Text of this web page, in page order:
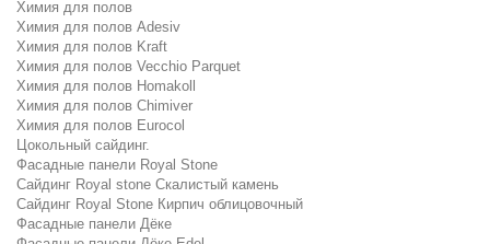
Химия для полов
Химия для полов Adesiv
Химия для полов Kraft
Химия для полов Vecchio Parquet
Химия для полов Homakoll
Химия для полов Chimiver
Химия для полов Eurocol
Цокольный сайдинг.
Фасадные панели Royal Stone
Сайдинг Royal stone Скалистый камень
Сайдинг Royal Stone Кирпич облицовочный
Фасадные панели Дёке